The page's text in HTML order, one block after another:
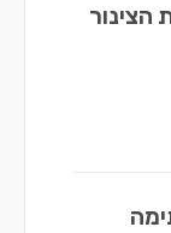
הצינור